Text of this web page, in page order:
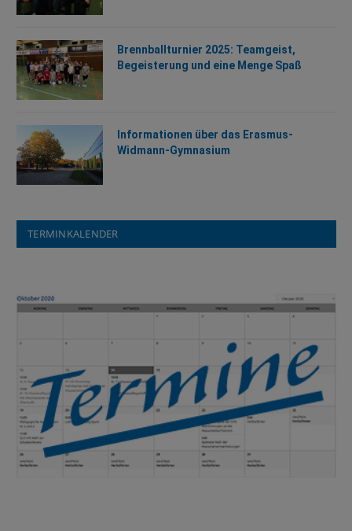
Brennballturnier 2025: Teamgeist,
Begeisterung und eine Menge Spaß
Informationen über das Erasmus-
Widmann-Gymnasium
TERMINKALENDER